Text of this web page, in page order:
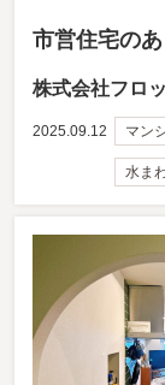
市営住宅の
株式会社フロ
2025.09.12 マン
水ま